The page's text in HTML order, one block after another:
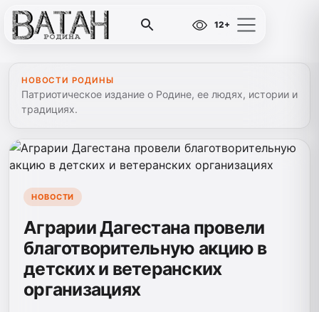
12+
НОВОСТИ РОДИНЫ
Патриотическое издание о Родине, ее людях, истории и
традициях.
НОВОСТИ
Аграрии Дагестана провели
благотворительную акцию в
детских и ветеранских
организациях